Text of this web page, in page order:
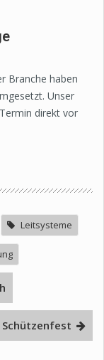
Branche haben
Unser
direkt vor
Leitsysteme
Schützenfest